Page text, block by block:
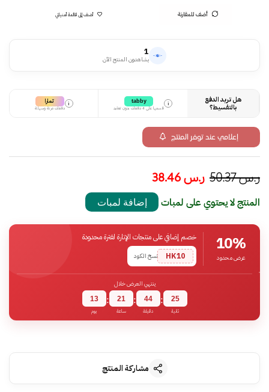
أضف للمقارنة أضف إلى قائمة أمنياتي
1
يشاهدون المنتج الآن
هل تريد الدفع
بالتقسيط؟
i
tabby
قسمها على 4 دفعات بدون تعقيد
i تمارا
دفعات مرنة وسهلة
إعلامي عند توفر المنتج
ر.س50.37 ر.س38.46
المنتج لا يحتوي على لمبات إضافة لمبات
10%
عرض محدود
خصم إضافي على منتجات الإنارة لفترة محدودة
HK10
نسخ الكود
ينتهي العرض خلال
13
يوم
: 21
ساعة
: 44
دقيقة
: 24
ثانية
مشاركة المنتج